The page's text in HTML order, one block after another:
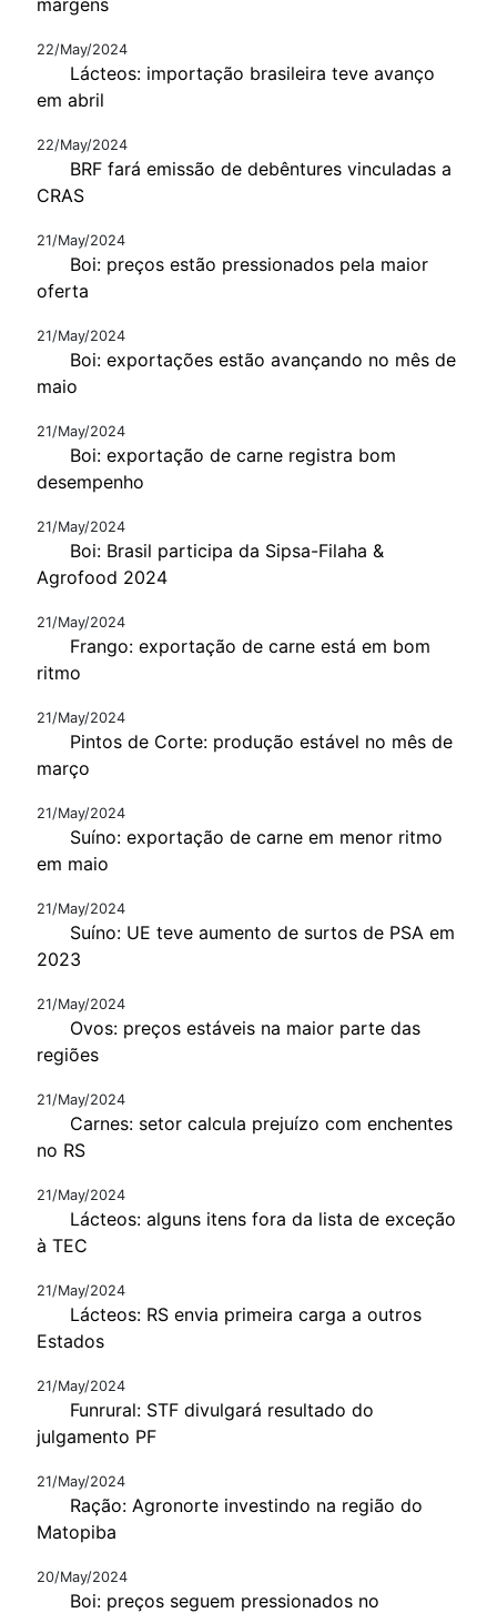
margens
22/May/2024
Lácteos: importação brasileira teve avanço
em abril
22/May/2024
BRF fará emissão de debêntures vinculadas a
CRAS
21/May/2024
Boi: preços estão pressionados pela maior
oferta
21/May/2024
Boi: exportações estão avançando no mês de
maio
21/May/2024
Boi: exportação de carne registra bom
desempenho
21/May/2024
Boi: Brasil participa da Sipsa-Filaha &
Agrofood 2024
21/May/2024
Frango: exportação de carne está em bom
ritmo
21/May/2024
Pintos de Corte: produção estável no mês de
março
21/May/2024
Suíno: exportação de carne em menor ritmo
em maio
21/May/2024
Suíno: UE teve aumento de surtos de PSA em
2023
21/May/2024
Ovos: preços estáveis na maior parte das
regiões
21/May/2024
Carnes: setor calcula prejuízo com enchentes
no RS
21/May/2024
Lácteos: alguns itens fora da lista de exceção
à TEC
21/May/2024
Lácteos: RS envia primeira carga a outros
Estados
21/May/2024
Funrural: STF divulgará resultado do
julgamento PF
21/May/2024
Ração: Agronorte investindo na região do
Matopiba
20/May/2024
Boi: preços seguem pressionados no